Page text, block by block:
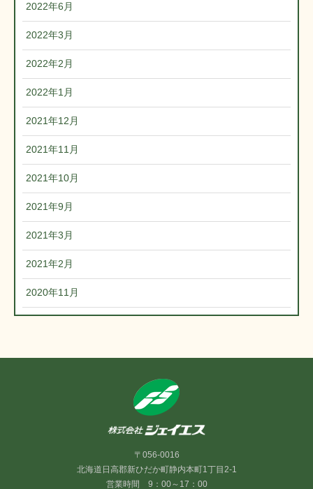
2022年6月
2022年3月
2022年2月
2022年1月
2021年12月
2021年11月
2021年10月
2021年9月
2021年3月
2021年2月
2020年11月
〒056-0016
北海道日高郡新ひだか町静内本町1丁目2-1
営業時間 9：00～17：00